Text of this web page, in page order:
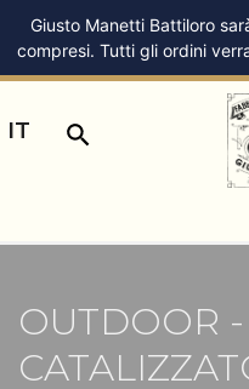
Giusto Manetti Battiloro
compresi. Tutti gli ordini
IT
OUTDOOR -